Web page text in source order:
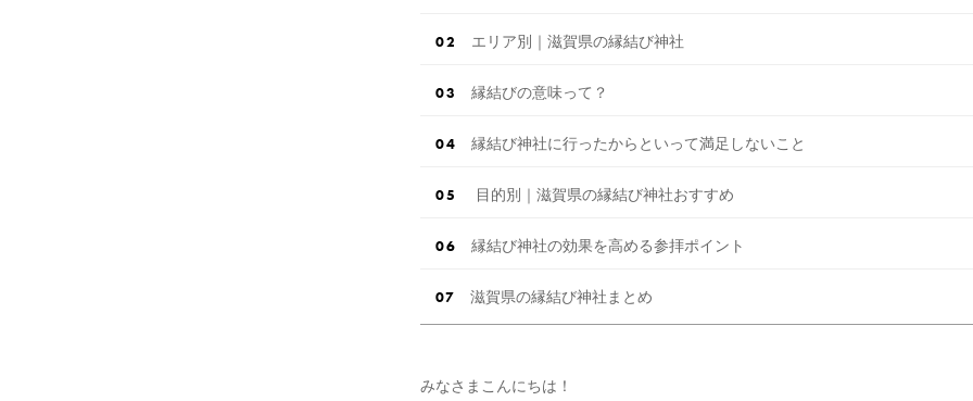
エリア別｜滋賀県の縁結び神社
縁結びの意味って？
縁結び神社に行ったからといって満足しないこと
目的別｜滋賀県の縁結び神社おすすめ
縁結び神社の効果を高める参拝ポイント
滋賀県の縁結び神社まとめ
みなさまこんにちは！